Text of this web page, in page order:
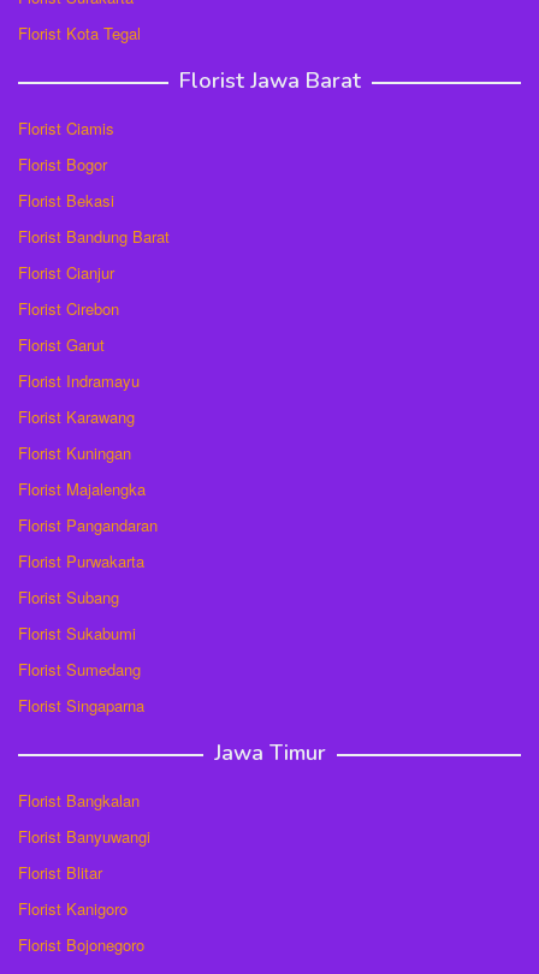
Florist Kota Tegal
Florist Jawa Barat
Florist Ciamis
Florist Bogor
Florist Bekasi
Florist Bandung Barat
Florist Cianjur
Florist Cirebon
Florist Garut
Florist Indramayu
Florist Karawang
Florist Kuningan
Florist Majalengka
Florist Pangandaran
Florist Purwakarta
Florist Subang
Florist Sukabumi
Florist Sumedang
Florist Singaparna
Jawa Timur
Florist Bangkalan
Florist Banyuwangi
Florist Blitar
Florist Kanigoro
Florist Bojonegoro